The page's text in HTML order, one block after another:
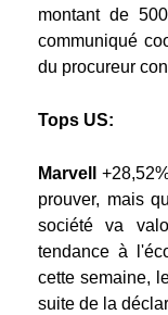
montant de
communiqué
du procureur
Tops US:
Marvell
prouver, mais
société va
tendance à
cette semaine,
suite de la